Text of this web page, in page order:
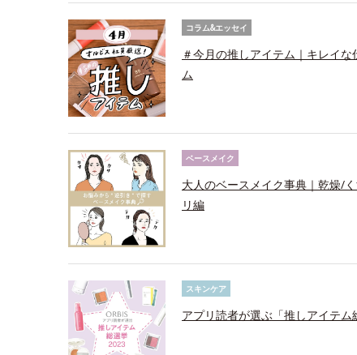
コラム&エッセイ
＃今月の推しアイテム｜キレイ
ム
ベースメイク
大人のベースメイク事典｜乾燥/
リ編
スキンケア
アプリ読者が選ぶ「推しアイテム